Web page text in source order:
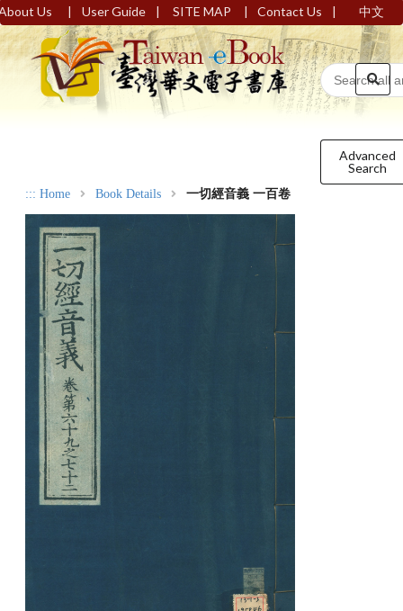
Us | User Guide | SITE MAP | Contact Us | 中文
Advanced
Search
::: Home Book Details 一切經音義 一百卷